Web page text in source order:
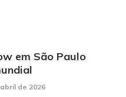
em São Paulo
de 2026